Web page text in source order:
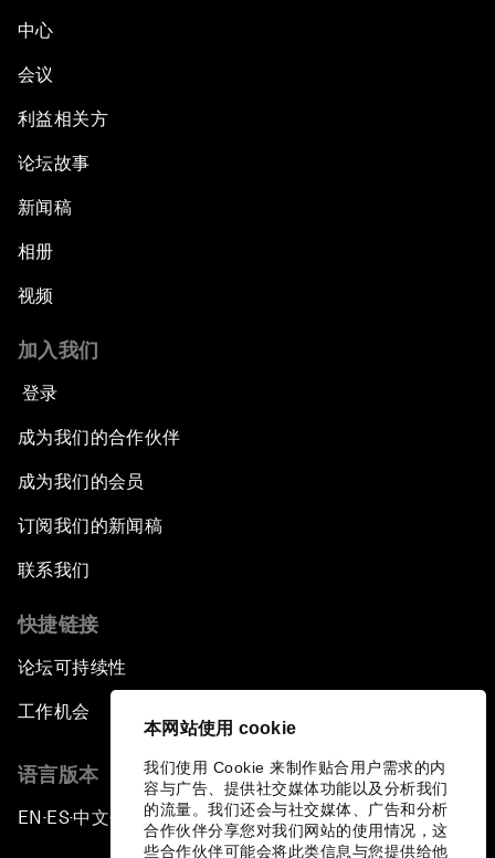
本网站使用 cookie
我们使用 Cookie 来制作贴合用户需求的内
容与广告、提供社交媒体功能以及分析我们
的流量。我们还会与社交媒体、广告和分析
合作伙伴分享您对我们网站的使用情况，这
些合作伙伴可能会将此类信息与您提供给他
中心
会议
利益相关方
论坛故事
新闻稿
相册
视频
加入我们
登录
成为我们的合作伙伴
成为我们的会员
订阅我们的新闻稿
联系我们
快捷链接
论坛可持续性
工作机会
语言版本
EN ▪ES▪中文▪ 日本語